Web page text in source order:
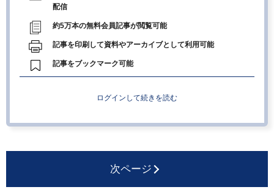
配信
約5万本の無料会員記事が閲覧可能
記事を印刷して資料やアーカイブとして利用可能
記事をブックマーク可能
ログインして続きを読む
次ページ